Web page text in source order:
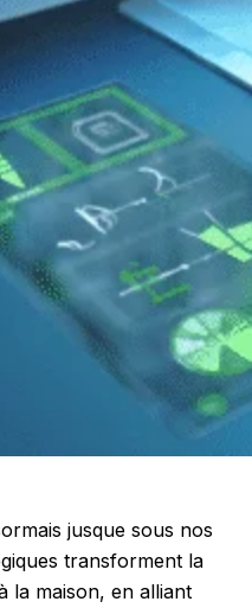
jusque sous nos
transforment la
la maison, en alliant